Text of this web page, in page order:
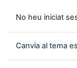
No heu iniciat
Canvia al tema